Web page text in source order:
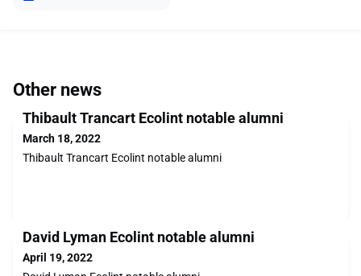
Other news
Thibault Trancart Ecolint notable alumni
March 18, 2022
Thibault Trancart Ecolint notable alumni
David Lyman Ecolint notable alumni
April 19, 2022